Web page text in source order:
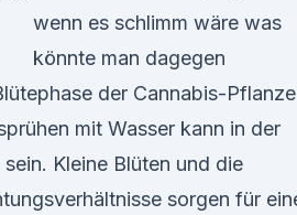
wenn es schlimm wäre was
könnte man dagegen
der Cannabis-
mit Wasser kann in der
Kleine Blüten und die
sorgen für